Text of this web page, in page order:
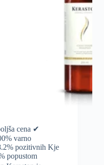
cena ✔
varno
pozitivnih Kje
popustom